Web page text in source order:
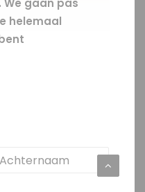
gaan pas
helemaal